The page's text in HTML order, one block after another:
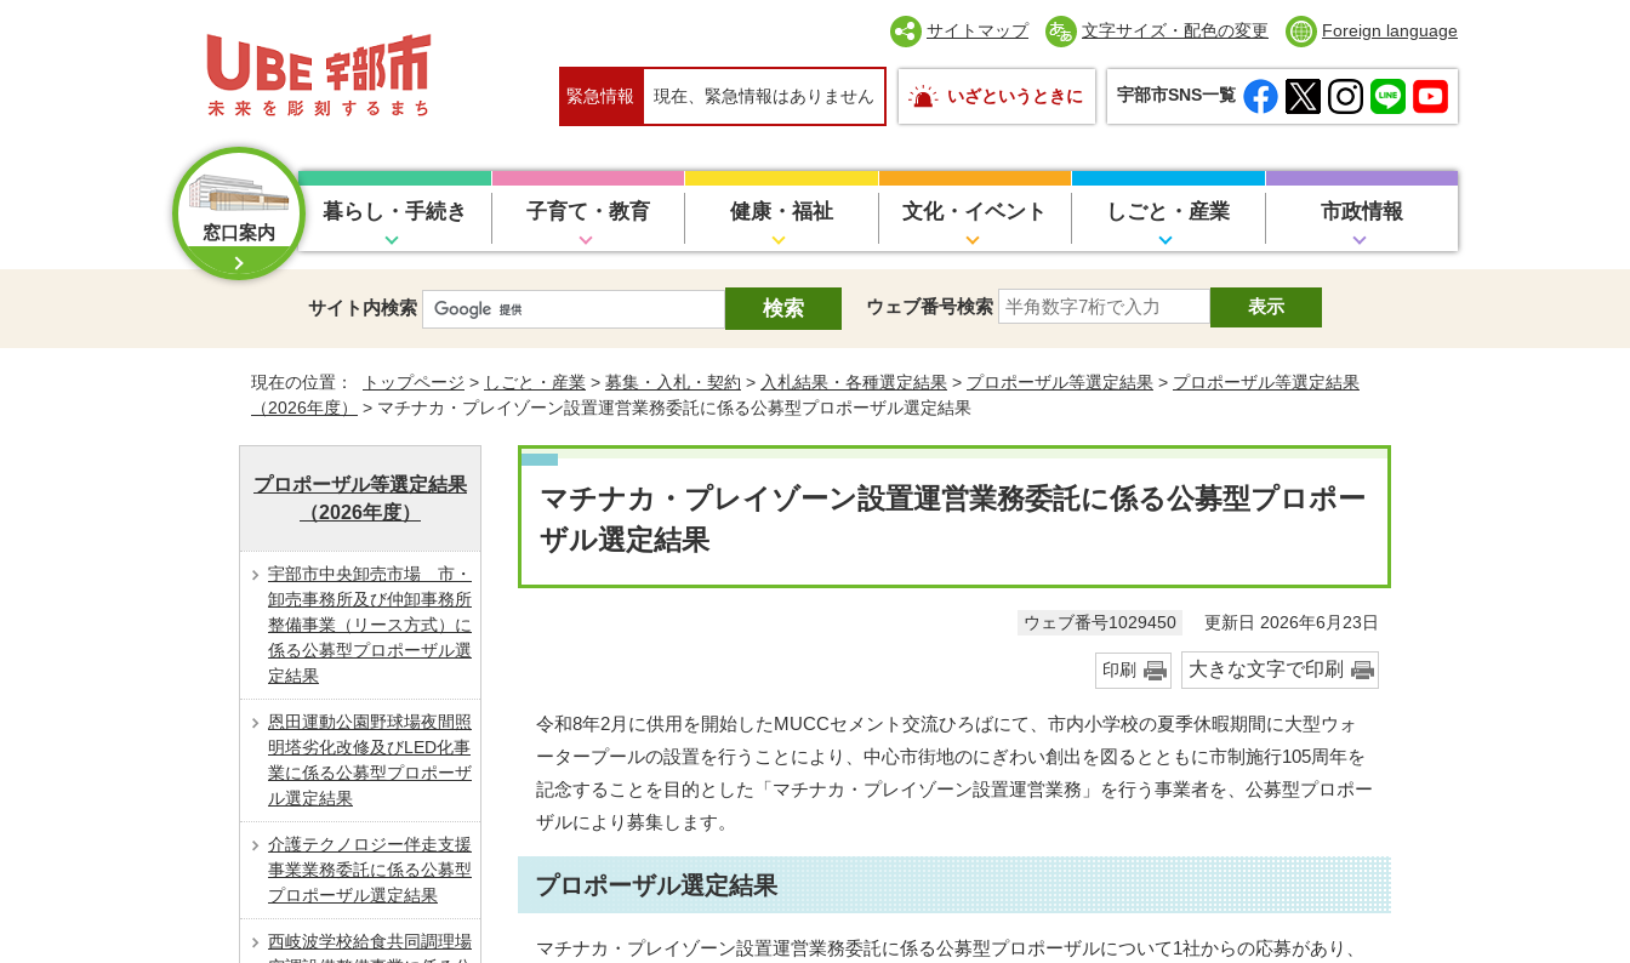
サイトマップ 文字サイズ・配色の変更 Foreign language
緊急情報 現在、緊急情報はありません いざというときに 宇部市SNS一覧
窓口案内
暮らし・手続き 子育て・教育 健康・福祉 文化・イベント しごと・産業 市政情報
サイト内検索 ウェブ番号検索
現在の位置： トップページ > しごと・産業 > 募集・入札・契約 > 入札結果・各種選定結果 > プロポーザル等選定結果 > プロポーザル等選定結果
（2026年度）
> マチナカ・プレイゾーン設置運営業務委託に係る公募型プロポーザル選定結果
マチナカ・プレイゾーン設置運営業務委託に係る公募型プロポー
ザル選定結果
ウェブ番号1029450 更新日 2026年6月23日
印刷 大きな文字で印刷
令和8年2月に供用を開始したMUCCセメント交流ひろばにて、市内小学校の夏季休暇期間に大型ウォ
ータープールの設置を行うことにより、中心市街地のにぎわい創出を図るとともに市制施行105周年を
記念することを目的とした「マチナカ・プレイゾーン設置運営業務」を行う事業者を、公募型プロポー
ザルにより募集します。
プロポーザル選定結果
マチナカ・プレイゾーン設置運営業務委託に係る公募型プロポーザルについて1社からの応募があり、
プロポーザル等選定結果
（2026年度）
宇部市中央卸売市場 市・
卸売事務所及び仲卸事務所
整備事業（リース方式）に
係る公募型プロポーザル選
定結果
恩田運動公園野球場夜間照
明塔劣化改修及びLED化事
業に係る公募型プロポーザ
ル選定結果
介護テクノロジー伴走支援
事業業務委託に係る公募型
プロポーザル選定結果
西岐波学校給食共同調理場